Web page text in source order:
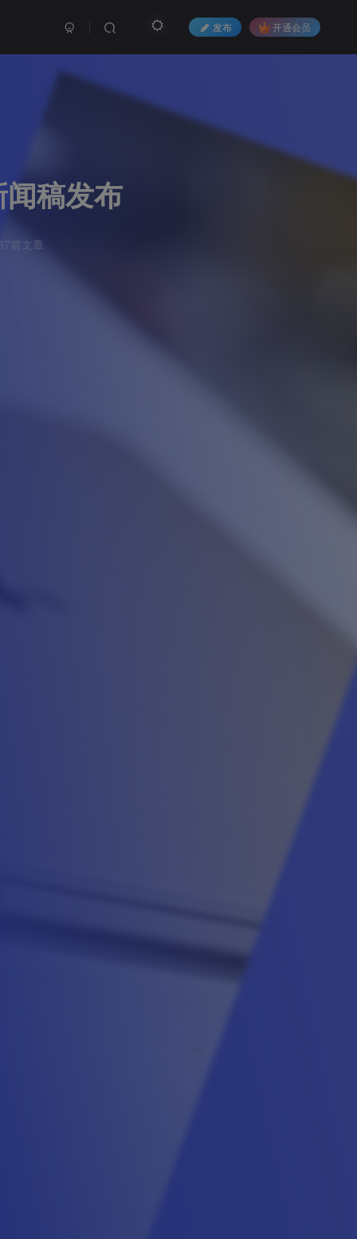
稿发布
篇文章
发布 开通会员